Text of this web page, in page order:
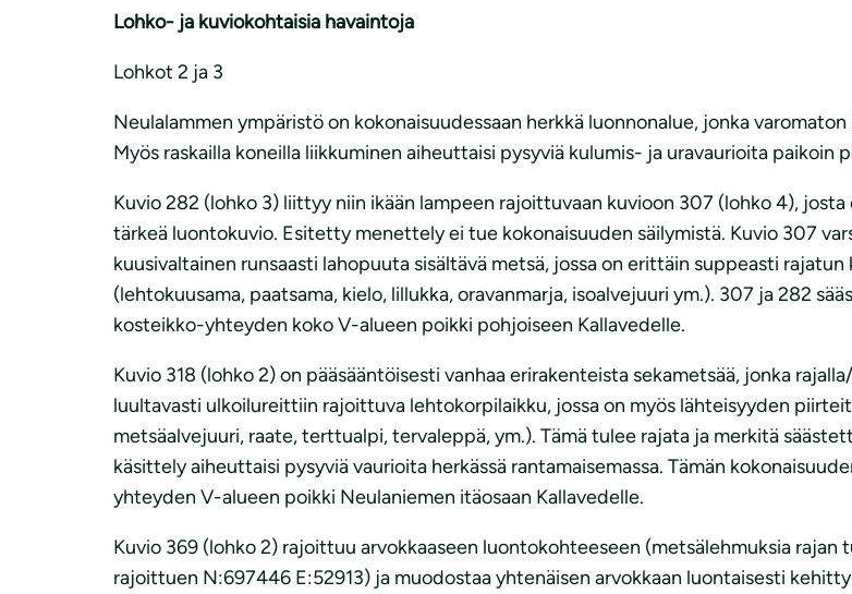
Lohko- ja kuviokohtaisia havaintoja
Lohkot 2 ja 3
Neulalammen ympäristö on kokonaisuudessaan herkkä luonnonalue, jonka
Myös raskailla koneilla liikkuminen aiheuttaisi pysyviä kulumis- ja uravaurioita paikoin
Kuvio 282 (lohko 3) liittyy niin ikään lampeen rajoittuvaan kuvioon 307 (lohko 4),
tärkeä luontokuvio. Esitetty menettely ei tue kokonaisuuden säilymistä. Kuvio 307
kuusivaltainen runsaasti lahopuuta sisältävä metsä, jossa on erittäin suppeasti
(lehtokuusama, paatsama, kielo, lillukka, oravanmarja, isoalvejuuri ym.). 307 ja 282
kosteikko-yhteyden koko V-alueen poikki pohjoiseen Kallavedelle.
Kuvio 318 (lohko 2) on pääsääntöisesti vanhaa erirakenteista sekametsää, jonka
luultavasti ulkoilureittiin rajoittuva lehtokorpilaikku, jossa on myös lähteisyyden
metsäalvejuuri, raate, terttualpi, tervaleppä, ym.). Tämä tulee rajata ja merkitä
käsittely aiheuttaisi pysyviä vaurioita herkässä rantamaisemassa. Tämän
yhteyden V-alueen poikki Neulaniemen itäosaan Kallavedelle.
Kuvio 369 (lohko 2) rajoittuu arvokkaaseen luontokohteeseen (metsälehmuksia rajan
rajoittuen N:697446 E:52913) ja muodostaa yhtenäisen arvokkaan luontaisesti